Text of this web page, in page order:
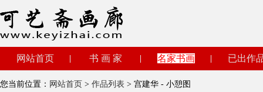
网站首页 书 画 家 名家书画 已出作
您当前位置： 网站首页 > 作品列表 > 宫建华 - 小憩图